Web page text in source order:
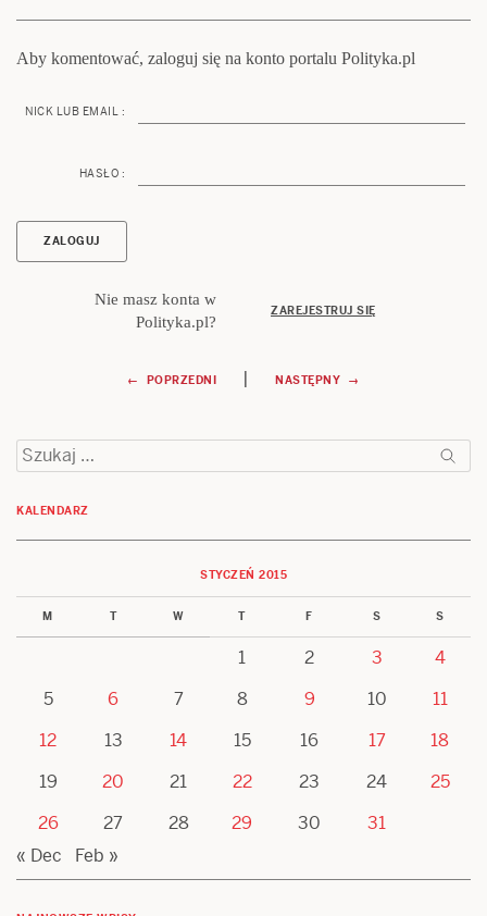
Aby komentować, zaloguj się na konto portalu Polityka.pl
NICK LUB EMAIL :
HASŁO :
Nie masz konta w
Polityka.pl?
ZAREJESTRUJ SIĘ
Nawigacja
wpisu
← POPRZEDNI | NASTĘPNY →
Szukaj:
KALENDARZ
STYCZEŃ 2015
M T W T F S S
1 2 3
4
5
6 7 8 9 10
11
12
13 14 15 16 17
18
19
20 21 22 23 24
25
26
27 28 29 30
31
« Dec
Feb »